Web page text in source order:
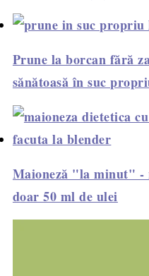
Prune la borcan fără
sănătoasă în suc
Maioneză "la minut" -
doar 50 ml de ulei